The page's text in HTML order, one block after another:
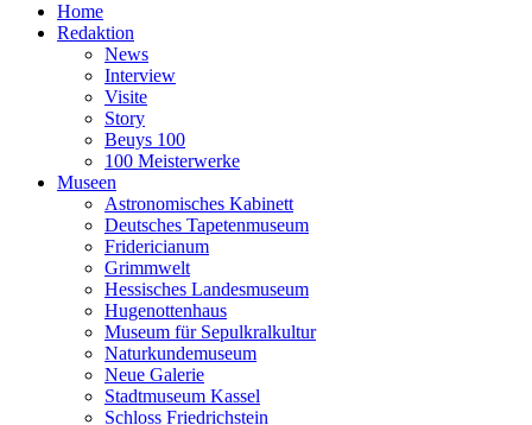
Home
Redaktion
News
Interview
Visite
Story
Beuys 100
100 Meisterwerke
Museen
Astronomisches Kabinett
Deutsches Tapetenmuseum
Fridericianum
Grimmwelt
Hessisches Landesmuseum
Hugenottenhaus
Museum für Sepulkralkultur
Naturkundemuseum
Neue Galerie
Stadtmuseum Kassel
Schloss Friedrichstein